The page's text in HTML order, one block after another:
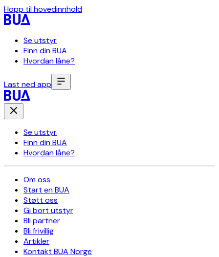
Hopp til hovedinnhold
Se utstyr
Finn din BUA
Hvordan låne?
Last ned app
Se utstyr
Finn din BUA
Hvordan låne?
Om oss
Start en BUA
Støtt oss
Gi bort utstyr
Bli partner
Bli frivillig
Artikler
Kontakt BUA Norge